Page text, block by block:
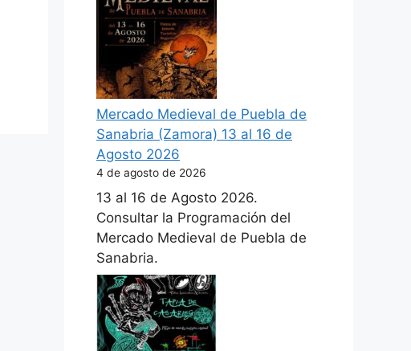
Mercado Medieval de Puebla de
Sanabria (Zamora) 13 al 16 de
Agosto 2026
4 de agosto de 2026
13 al 16 de Agosto 2026.
Consultar la Programación del
Mercado Medieval de Puebla de
Sanabria.